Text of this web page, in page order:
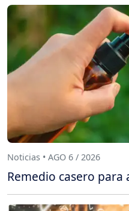
Noticias • AGO 6 / 2026
Remedio casero